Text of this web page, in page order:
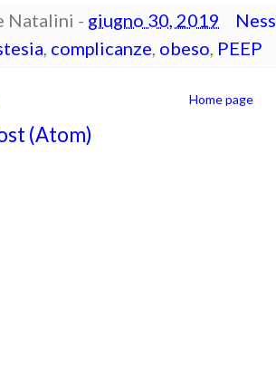
Natalini - giugno 30, 2019
, complicanze, obeso, PEEP
Home page
(Atom)